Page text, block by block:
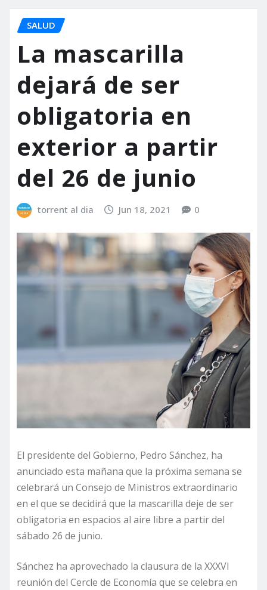
SALUD
La mascarilla
dejará de ser
obligatoria en
exterior a partir
del 26 de junio
torrent al dia Jun 18, 2021 0
El presidente del Gobierno, Pedro Sánchez, ha
anunciado esta mañana que la próxima semana se
celebrará un Consejo de Ministros extraordinario
en el que se decidirá que la mascarilla deje de ser
obligatoria en espacios al aire libre a partir del
sábado 26 de junio.
Sánchez ha aprovechado la clausura de la XXXVI
reunión del Cercle de Economía que se celebra en